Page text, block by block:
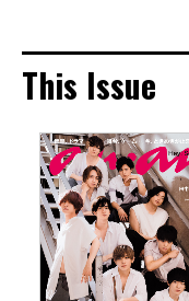
This Issue